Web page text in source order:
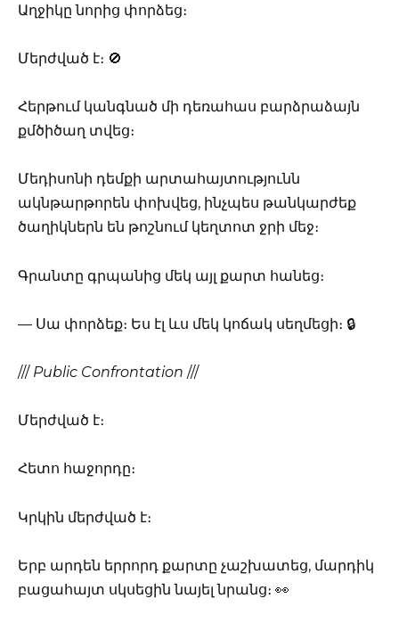
Աղջիկը նորից փորձեց։
Մերժված է։ 🚫
Հերթում կանգնած մի դեռահաս բարձրաձայն
քմծիծաղ տվեց։
Մեդիսոնի դեմքի արտահայտությունն
ակնթարթորեն փոխվեց, ինչպես թանկարժեք
ծաղիկներն են թոշնում կեղտոտ ջրի մեջ։
Գրանտը գրպանից մեկ այլ քարտ հանեց։
— Սա փորձեք։ Ես էլ ևս մեկ կոճակ սեղմեցի։ 🔒
/// Public Confrontation ///
Մերժված է։
Հետո հաջորդը։
Կրկին մերժված է։
Երբ արդեն երրորդ քարտը չաշխատեց, մարդիկ
բացահայտ սկսեցին նայել նրանց։ 👀